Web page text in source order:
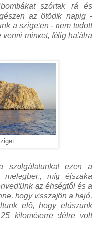
szórtak rá és
az ötödik napig -
a szigeten - nem tudott
venni minket, félig halálra
szolgálatunkat ezen a
míg éjszaka
az éhségtől és a
hogy visszajön a hajó,
elő, hogy elúszunk
kilométerre délre volt